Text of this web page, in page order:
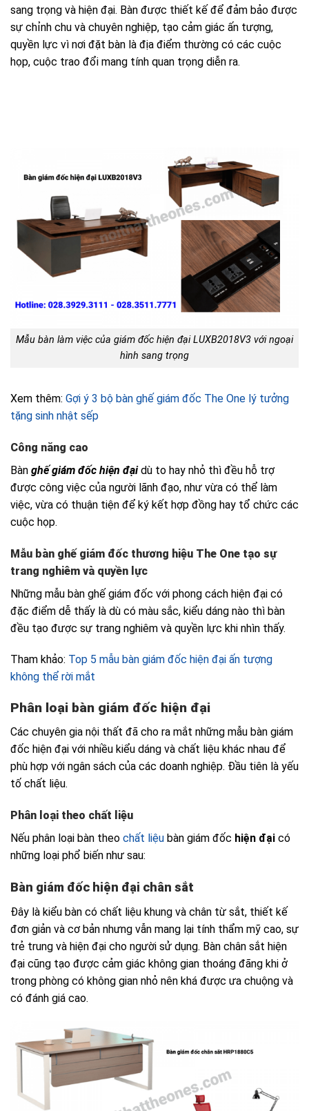
sang trọng và hiện đại. Bàn được thiết kế để đảm bảo được
sự chỉnh chu và chuyên nghiệp, tạo cảm giác ấn tượng,
quyền lực vì nơi đặt bàn là địa điểm thường có các cuộc
họp, cuộc trao đổi mang tính quan trọng diễn ra.
Mẫu bàn làm việc của giám đốc hiện đại LUXB2018V3 với ngoại
hình sang trọng
Xem thêm: Gợi ý 3 bộ bàn ghế giám đốc The One lý tưởng
tặng sinh nhật sếp
Công năng cao
Bàn ghế giám đốc hiện đạidù to hay nhỏ thì đều hỗ trợ
được công việc của người lãnh đạo, như vừa có thể làm
việc, vừa có thuận tiện để ký kết hợp đồng hay tổ chức các
cuộc họp.
Mẫu bàn ghế giám đốc thương hiệu The One tạo sự
trang nghiêm và quyền lực
Những mẫu bàn ghế giám đốc với phong cách hiện đại có
đặc điểm dễ thấy là dù có màu sắc, kiểu dáng nào thì bàn
đều tạo được sự trang nghiêm và quyền lực khi nhìn thấy.
Tham khảo: Top 5 mẫu bàn giám đốc hiện đại ấn tượng
không thể rời mắt
Phân loại bàn giám đốc hiện đại
Các chuyên gia nội thất đã cho ra mắt những mẫu bàn giám
đốc hiện đại với nhiều kiểu dáng và chất liệu khác nhau để
phù hợp với ngân sách của các doanh nghiệp. Đầu tiên là yếu
tố chất liệu.
Phân loại theo chất liệu
Nếu phân loại bàn theo chất liệu bàn giám đốc hiện đại có
những loại phổ biến như sau:
Bàn giám đốc hiện đại chân sắt
Đây là kiểu bàn có chất liệu khung và chân từ sắt, thiết kế
đơn giản và cơ bản nhưng vẫn mang lại tính thẩm mỹ cao, sự
trẻ trung và hiện đại cho người sử dụng. Bàn chân sắt hiện
đại cũng tạo được cảm giác không gian thoáng đãng khi ở
trong phòng có không gian nhỏ nên khá được ưa chuộng và
có đánh giá cao.